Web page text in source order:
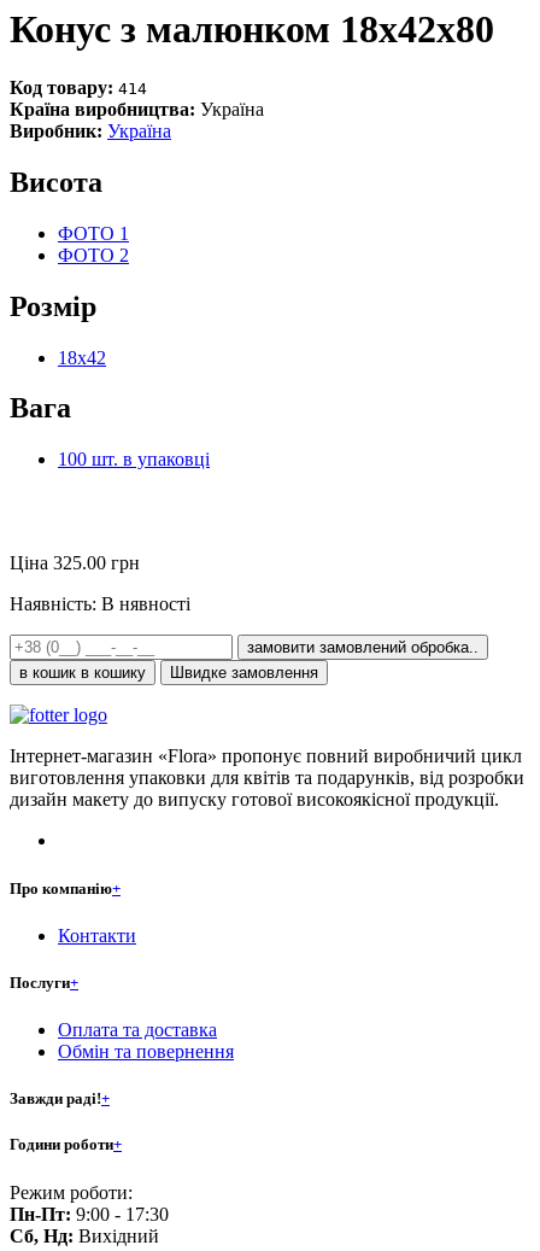
Конус з малюнком 18х42х80
Код товару: 414
Країна виробництва: Україна
Виробник: Україна
Висота
ФОТО 1
ФОТО 2
Розмір
18х42
Вага
100 шт. в упаковці
Ціна 325.00 грн
Наявність: В нявності
замовити замовлений обробка..
в кошик в кошику Швидке замовлення
Інтернет-магазин «Flora» пропонує повний виробничий цикл
виготовлення упаковки для квітів та подарунків, від розробки
дизайн макету до випуску готової високоякісної продукції.
Про компанію+
Контакти
Послуги+
Оплата та доставка
Обмін та повернення
Завжди раді!+
Години роботи+
Режим роботи:
Пн-Пт: 9:00 - 17:30
Сб, Нд: Вихідний